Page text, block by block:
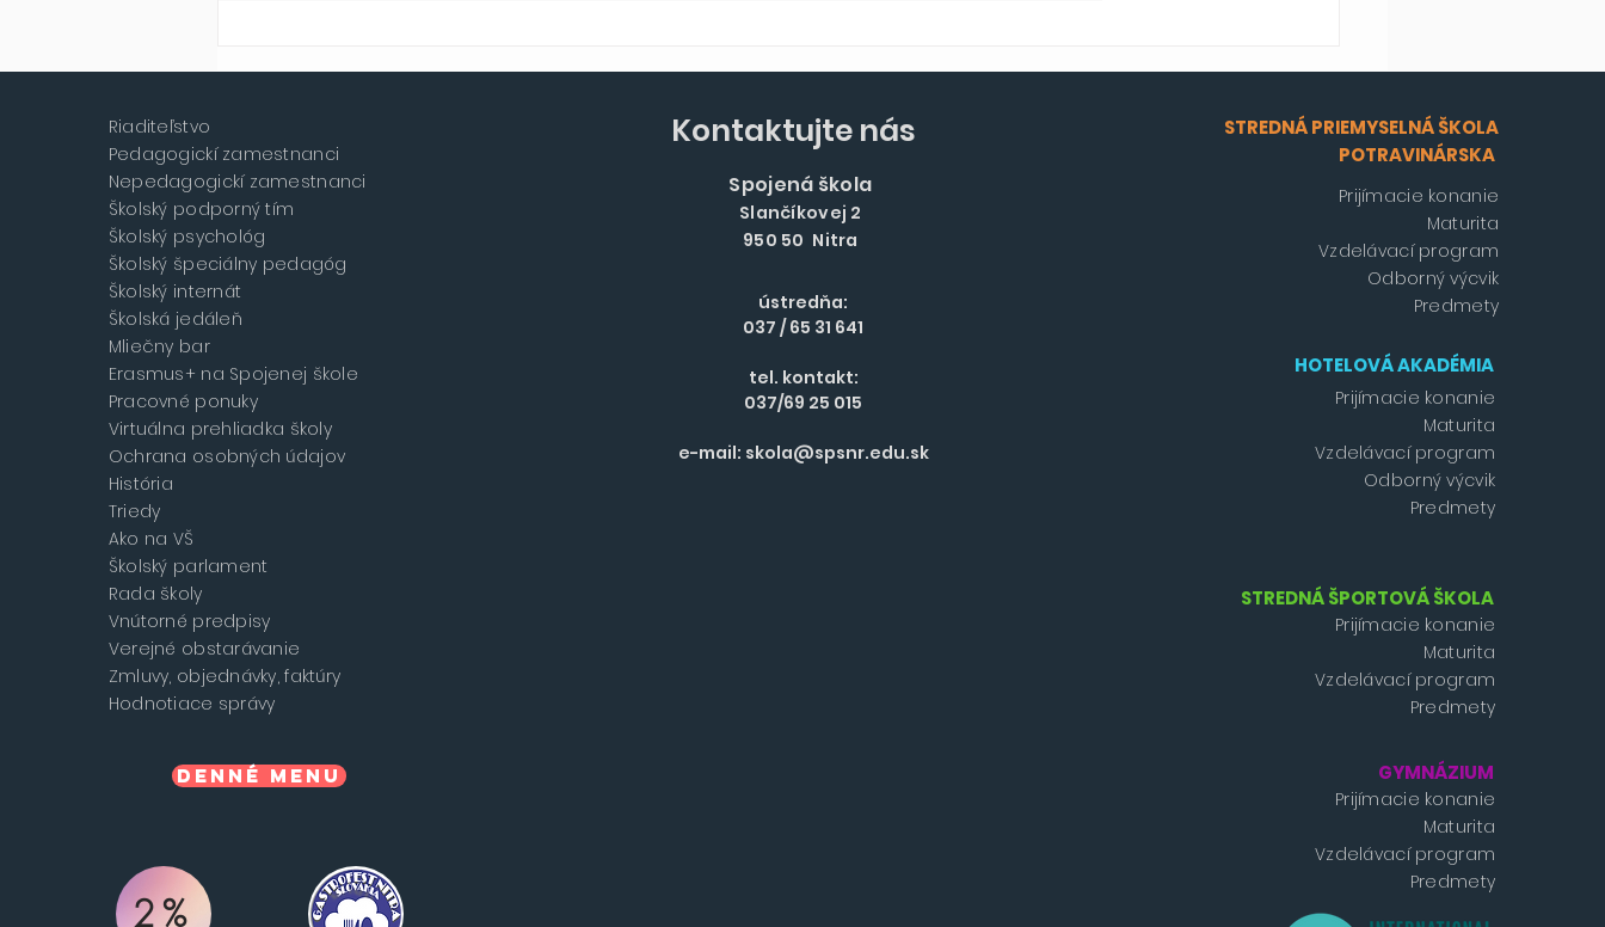
ZATVORENÉ
ľudia, CHORVÁTSKO!
Dominika Ďurana
Riaditeľstvo
Pedagogickí zamestnanci
Nepedagogickí zamestnanci
Školský podporný tím
Školský psychológ
Školský špeciálny pedagóg
Školský internát
Školská jedáleň
Mliečny bar
Erasmus+ na Spojenej škole
Pracovné ponuky
Virtuálna prehliadka školy
Ochrana osobných údajov
História
Triedy
Ako na VŠ
Školský parlament
Rada školy
Vnútorné predpisy
Verejné obstarávanie
Zmluvy, objednávky, faktúry
Hodnotiace správy
Denné menu
2%
Kontaktujte nás
Spojená škola
Slančíkovej 2
950 50 Nitra
ústredňa:
037 / 65 31 641
tel. kontakt:
037/69 25 015
e-mail: skola@spsnr.edu.sk
STREDNÁ PRIEMYSELNÁ ŠKOLA
POTRAVINÁRSKA
Prijímacie konanie
Maturita
Vzdelávací program
Odborný výcvik
Predmety
HOTELOVÁ AKADÉMIA
Prijímacie konanie
Maturita
Vzdelávací program
Odborný výcvik
Predmety
STREDNÁ ŠPORTOVÁ ŠKOLA
Prijímacie konanie
Maturita
Vzdelávací program
Predmety
GYMNÁZIUM
Prijímacie konanie
Maturita
Vzdelávací program
Predmety